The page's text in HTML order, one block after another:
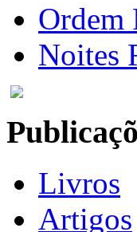
Ordem
Noites
Livros
Artigos